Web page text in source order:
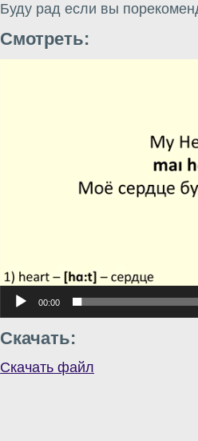
Буду рад если вы
Смотреть:
00:00
Скачать:
Скачать файл